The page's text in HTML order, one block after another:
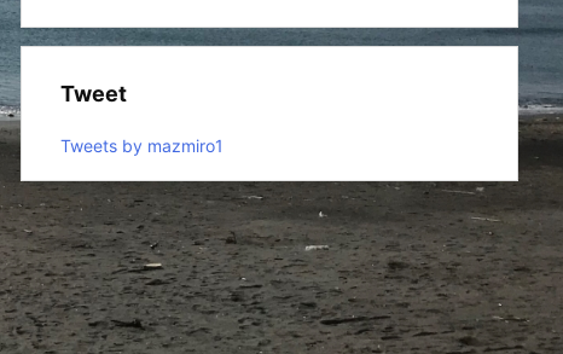
Tweet
Tweets by mazmiro1